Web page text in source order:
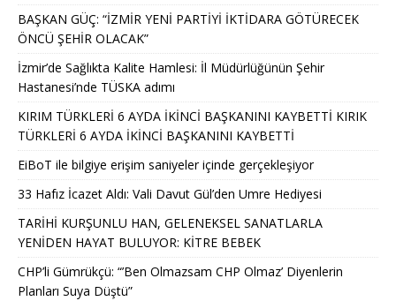
BAŞKAN GÜÇ: “İZMİR YENİ PARTİYİ İKTİDARA GÖTÜRECEK
ÖNCÜ ŞEHİR OLACAK”
İzmir’de Sağlıkta Kalite Hamlesi: İl Müdürlüğünün Şehir
Hastanesi’nde TÜSKA adımı
KIRIM TÜRKLERİ 6 AYDA İKİNCİ BAŞKANINI KAYBETTİ KIRIK
TÜRKLERİ 6 AYDA İKİNCİ BAŞKANINI KAYBETTİ
EiBoT ile bilgiye erişim saniyeler içinde gerçekleşiyor
33 Hafız İcazet Aldı: Vali Davut Gül’den Umre Hediyesi
TARİHİ KURŞUNLU HAN, GELENEKSEL SANATLARLA
YENİDEN HAYAT BULUYOR: KİTRE BEBEK
CHP’li Gümrükçü: “’Ben Olmazsam CHP Olmaz’ Diyenlerin
Planları Suya Düştü”